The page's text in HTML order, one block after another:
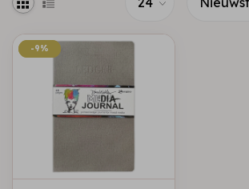
-9%
-9%